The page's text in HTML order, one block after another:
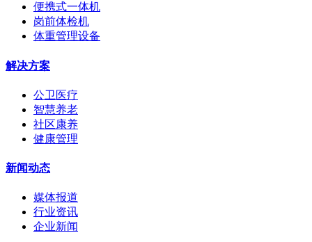
便携式一体机
岗前体检机
体重管理设备
解决方案
公卫医疗
智慧养老
社区康养
健康管理
新闻动态
媒体报道
行业资讯
企业新闻